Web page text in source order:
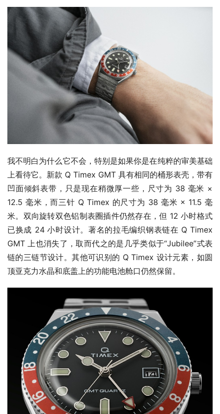
我不明白为什么它不会，特别是如果你是在纯粹的审美基础
上看待它。新款 Q Timex GMT 具有相同的桶形表壳，带有
凹面倾斜表带，只是现在稍微厚一些，尺寸为 38 毫米 ×
12.5 毫米，而三针 Q Timex 的尺寸为 38 毫米 × 11.5 毫
米。双向旋转双色铝制表圈插件仍然存在，但 12 小时格式
已换成 24 小时设计。著名的拉毛编织钢表链在 Q Timex
GMT 上也消失了，取而代之的是几乎类似于“Jubilee”式表
链的三链节设计。其他可识别的 Q Timex 设计元素，如圆
顶亚克力水晶和底盖上的功能电池舱口仍然保留。